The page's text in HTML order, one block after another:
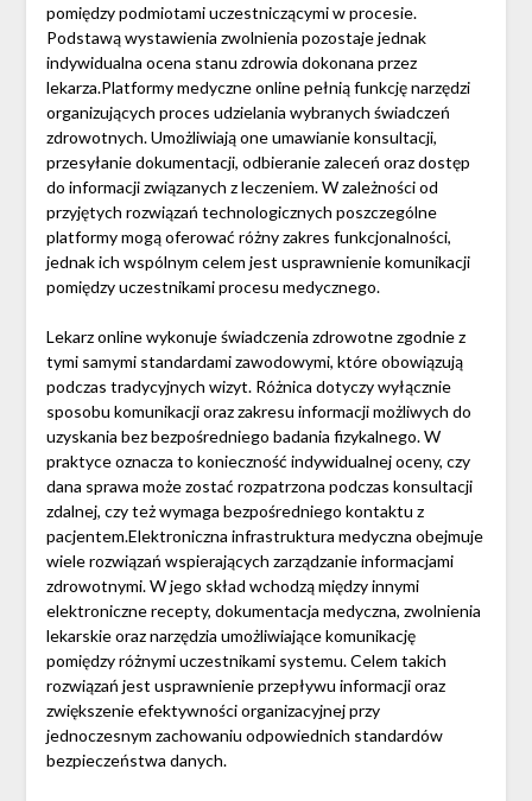
pomiędzy podmiotami uczestniczącymi w procesie.
Podstawą wystawienia zwolnienia pozostaje jednak
indywidualna ocena stanu zdrowia dokonana przez
lekarza.Platformy medyczne online pełnią funkcję narzędzi
organizujących proces udzielania wybranych świadczeń
zdrowotnych. Umożliwiają one umawianie konsultacji,
przesyłanie dokumentacji, odbieranie zaleceń oraz dostęp
do informacji związanych z leczeniem. W zależności od
przyjętych rozwiązań technologicznych poszczególne
platformy mogą oferować różny zakres funkcjonalności,
jednak ich wspólnym celem jest usprawnienie komunikacji
pomiędzy uczestnikami procesu medycznego.
Lekarz online wykonuje świadczenia zdrowotne zgodnie z
tymi samymi standardami zawodowymi, które obowiązują
podczas tradycyjnych wizyt. Różnica dotyczy wyłącznie
sposobu komunikacji oraz zakresu informacji możliwych do
uzyskania bez bezpośredniego badania fizykalnego. W
praktyce oznacza to konieczność indywidualnej oceny, czy
dana sprawa może zostać rozpatrzona podczas konsultacji
zdalnej, czy też wymaga bezpośredniego kontaktu z
pacjentem.Elektroniczna infrastruktura medyczna obejmuje
wiele rozwiązań wspierających zarządzanie informacjami
zdrowotnymi. W jego skład wchodzą między innymi
elektroniczne recepty, dokumentacja medyczna, zwolnienia
lekarskie oraz narzędzia umożliwiające komunikację
pomiędzy różnymi uczestnikami systemu. Celem takich
rozwiązań jest usprawnienie przepływu informacji oraz
zwiększenie efektywności organizacyjnej przy
jednoczesnym zachowaniu odpowiednich standardów
bezpieczeństwa danych.